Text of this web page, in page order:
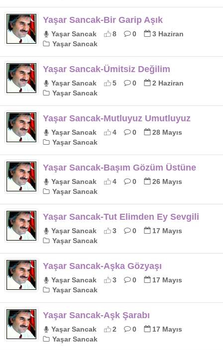
Yaşar Sancak-Bir Garip Aşık
Yaşar Sancak 8 0
3 Haziran
Yaşar Sancak
Yaşar Sancak-Ümitsiz Değilim
Yaşar Sancak 5 0
2 Haziran
Yaşar Sancak
Yaşar Sancak-Mutluyuz Umutluyuz
Yaşar Sancak 4 0
28 Mayıs
Yaşar Sancak
Yaşar Sancak-Başım Gözüm Üstüne
Yaşar Sancak 4 0
26 Mayıs
Yaşar Sancak
Yaşar Sancak-Tut Elimden Ey Sevgili
Yaşar Sancak 3 0
17 Mayıs
Yaşar Sancak
Yaşar Sancak-Aşka Gözyaşı
Yaşar Sancak 3 0
17 Mayıs
Yaşar Sancak
Yaşar Sancak-Aşk Şarabı
Yaşar Sancak 2 0
17 Mayıs
Yaşar Sancak